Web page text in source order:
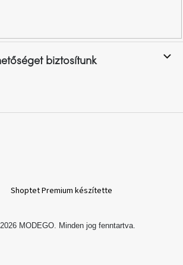
biztosítunk
Shoptet Premium készítette
MODEGO. Minden jog fenntartva.